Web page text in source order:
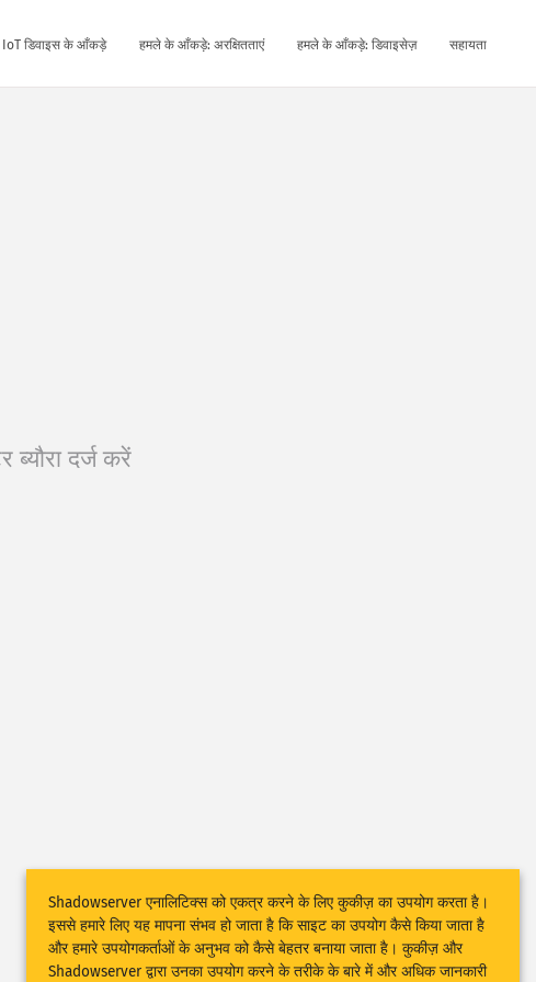
IoT डिवाइस के आँकड़े हमले के आँकड़े: अरक्षितताएं हमले के आँकड़े: डिवाइसेज़ सहायता
ब्यौरा दर्ज करें
Shadowserver एनालिटिक्स को एकत्र करने के लिए कुकीज़ का उपयोग करता है।
इससे हमारे लिए यह मापना संभव हो जाता है कि साइट का उपयोग कैसे किया जाता है
और हमारे उपयोगकर्ताओं के अनुभव को कैसे बेहतर बनाया जाता है। कुकीज़ और
Shadowserver द्वारा उनका उपयोग करने के तरीके के बारे में और अधिक जानकारी